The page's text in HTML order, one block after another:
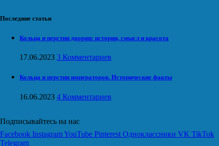
Последние статьи
Кольца и перстни дворян: история, смысл и красота
17.06.2023 3 Комментариев
Кольца и перстни императоров. Исторические факты
16.06.2023 4 Комментариев
Подписывайтесь на нас
Facebook InstagramYouTube Pinterest Одноклассники VK TikTok
Telegram